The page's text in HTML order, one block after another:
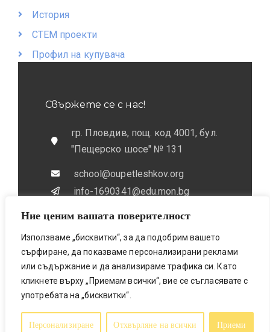
Ние ценим вашата поверителност
Използваме „бисквитки“, за да подобрим вашето
сърфиране, да показваме персонализирани реклами
или съдържание и да анализираме трафика си. Като
кликнете върху „Приемам всички“, вие се съгласявате с
употребата на „бисквитки“.
Персонализиране Отхвърляне на всички Приеми
История
СТЕМ проекти
Профил на купувача
Свържете се с нас!
гр. Пловдив, пощ. код 4001, бул.
"Пещерско шосе" № 131
school@oupetleshkov.org
info-1690341@edu.mon.bg
032 / 643 673
0884 / 787772
Bionicfox LTD- Designed & Made
© 2025 All Rights Reserved